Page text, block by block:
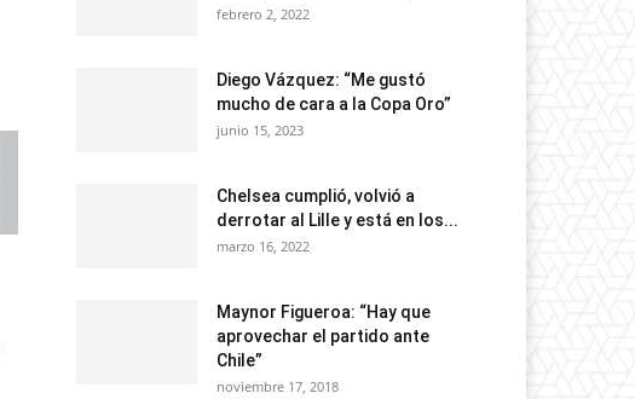
febrero 2, 2022
Diego Vázquez: “Me gustó
mucho de cara a la Copa Oro”
junio 15, 2023
Chelsea cumplió, volvió a
derrotar al Lille y está en los...
marzo 16, 2022
Maynor Figueroa: “Hay que
aprovechar el partido ante
Chile”
noviembre 17, 2018